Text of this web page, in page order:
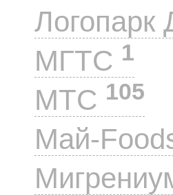
МГТС 1
МТС 105
Май-